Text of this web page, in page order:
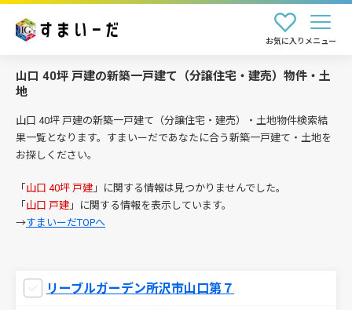
お気に入り メニュー
山口 40坪 戸建の新築一戸建て（分譲住宅・建売）物件・土
地
山口 40坪 戸建の新築一戸建て（分譲住宅・建売）・土地物件検索結
果一覧となります。すまいーだであなたに合う新築一戸建て・土地を
お探しください。
「 山口 40坪 戸建 」に関する情報は見つかりませんでした。
「 山口 戸建 」に関する情報を表示しています。
→すまいーだTOPへ
リーブルガーデン所沢市山口第７